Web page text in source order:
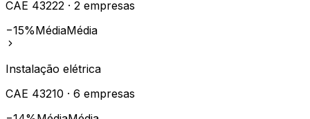
CAE 43222 · 2 empresas
−15%MédiaMédia
Instalação elétrica
CAE 43210 · 6 empresas